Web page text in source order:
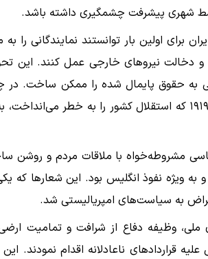
شهری پیشرفت چشمگیری داشته باشد.
برای اولین بار توانستند نمایندگانی
و دخالت نیروهای خارجی عمل کنند.
به حقوق پایمال شده را ممکن ساخت. در
ناعادلانه‌ای چون قرارداد ۱۹۱۹ که استقلال کشور را
مشروطه‌خواه با ملاقات مردم و روشن
به ویژه نفوذ انگلیس بود. این شعارها که
به سیاست‌های امپریالیستی شد.
ملی، وظیفه دفاع از شرافت و تمامیت
قراردادهای ناعادلانه اقدام